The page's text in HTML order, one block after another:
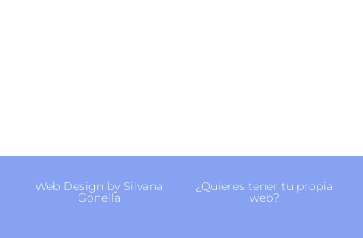
Web Design by Silvana
Gonella
¿Quieres tener tu propia
web?